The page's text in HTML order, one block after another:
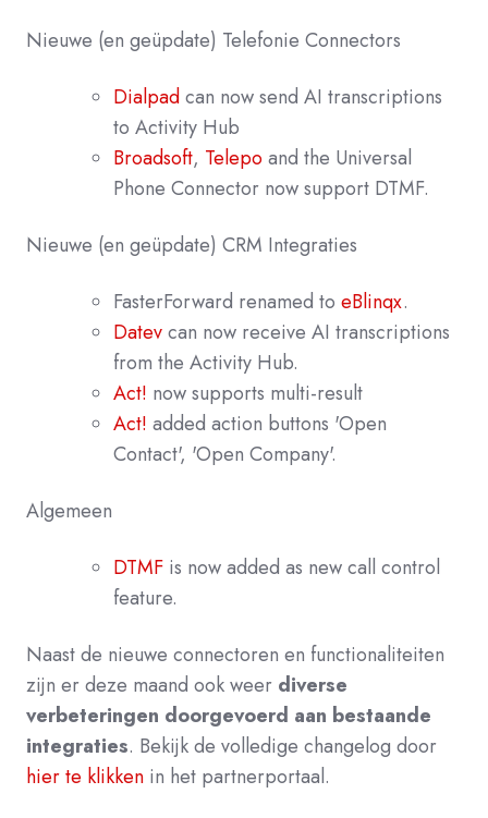
Nieuwe (en geüpdate) Telefonie Connectors
Dialpadcan now send AI transcriptions
to Activity Hub
Broadsoft, Telepoand the Universal
Phone Connector now support DTMF.
Nieuwe (en geüpdate) CRM Integraties
FasterForward renamed to eBlinqx.
Datevcan now receive AI transcriptions
from the Activity Hub.
Act! now supports multi-result
Act! added action buttons 'Open
Contact', 'Open Company'.
Algemeen
DTMF is now added as new call control
feature.
Naast de nieuwe connectoren en functionaliteiten
zijn er deze maand ook weer diverse
verbeteringen doorgevoerd aan bestaande
integraties. Bekijk de volledige changelog door
hier te klikken in het partnerportaal.